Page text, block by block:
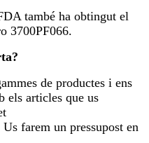
també ha obtingut el
3700PF066.
de productes i ens
els articles que us
Us farem un pressupost en